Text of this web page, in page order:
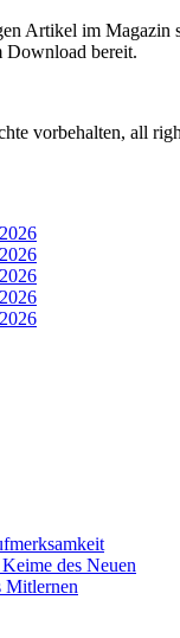
Artikel im
Download bereit.
vorbehalten, all
des Neuen
Mitlernen